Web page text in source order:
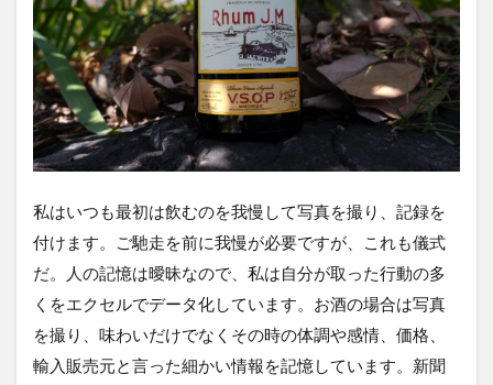
私はいつも最初は飲むのを我慢して写真を撮り、記録を
付けます。ご馳走を前に我慢が必要ですが、これも儀式
だ。人の記憶は曖昧なので、私は自分が取った行動の多
くをエクセルでデータ化しています。お酒の場合は写真
を撮り、味わいだけでなくその時の体調や感情、価格、
輸入販売元と言った細かい情報を記憶しています。新聞